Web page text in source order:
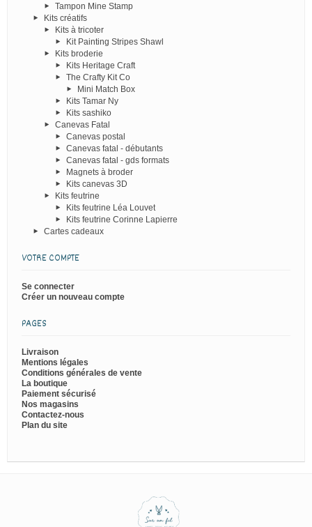
Tampon Mine Stamp
Kits créatifs
Kits à tricoter
Kit Painting Stripes Shawl
Kits broderie
Kits Heritage Craft
The Crafty Kit Co
Mini Match Box
Kits Tamar Ny
Kits sashiko
Canevas Fatal
Canevas postal
Canevas fatal - débutants
Canevas fatal - gds formats
Magnets à broder
Kits canevas 3D
Kits feutrine
Kits feutrine Léa Louvet
Kits feutrine Corinne Lapierre
Cartes cadeaux
VOTRE COMPTE
Se connecter
Créer un nouveau compte
PAGES
Livraison
Mentions légales
Conditions générales de vente
La boutique
Paiement sécurisé
Nos magasins
Contactez-nous
Plan du site